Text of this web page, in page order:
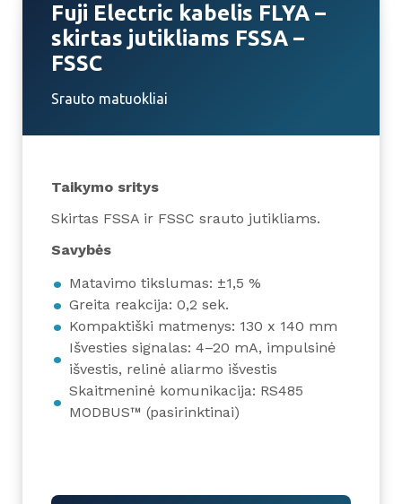
Fuji Electric kabelis FLYA –
skirtas jutikliams FSSA –
FSSC
Srauto matuokliai
Taikymo sritys
Skirtas FSSA ir FSSC srauto jutikliams.
Savybės
Matavimo tikslumas: ±1,5 %
Greita reakcija: 0,2 sek.
Kompaktiški matmenys: 130 x 140 mm
Išvesties signalas: 4–20 mA, impulsinė
išvestis, relinė aliarmo išvestis
Skaitmeninė komunikacija: RS485
MODBUS™ (pasirinktinai)